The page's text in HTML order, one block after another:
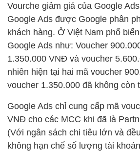
Vourche giảm giá của Google
Google Ads được Google phân
khách hàng. Ở Việt Nam phổ
Google Ads như: Voucher
1.350.000 VNĐ và voucher
nhiên hiện tại hai mã voucher
voucher 1.350.000 đã không còn
Google Ads chỉ cung cấp mã
VNĐ cho các MCC khi đã là
(Với ngân sách chi tiêu lớn và
không hạn chế số lượng tài